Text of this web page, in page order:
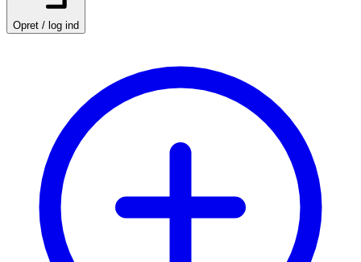
Opret / log ind